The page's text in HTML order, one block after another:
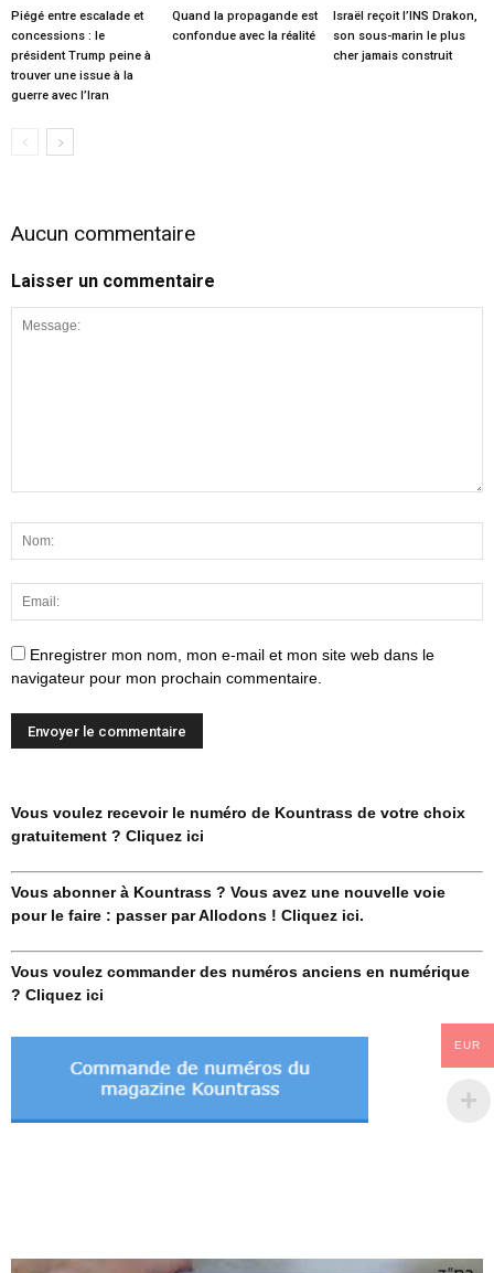
Piégé entre escalade et
concessions : le
président Trump peine à
trouver une issue à la
guerre avec l’Iran
Quand la propagande est
confondue avec la réalité
Israël reçoit l’INS Drakon,
son sous-marin le plus
cher jamais construit
Aucun commentaire
Laisser un commentaire
Enregistrer mon nom, mon e-mail et mon site web dans le
navigateur pour mon prochain commentaire.
Vous voulez recevoir le numéro de Kountrass de votre choix
gratuitement ? Cliquez ici
Vous abonner à Kountrass ? Vous avez une nouvelle voie
pour le faire : passer par Allodons ! Cliquez ici.
Vous voulez commander des numéros anciens en numérique
? Cliquez ici
EUR